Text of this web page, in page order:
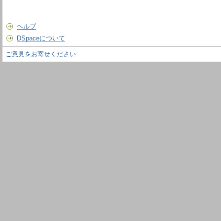
ヘルプ
DSpaceについて
ご意見をお寄せください